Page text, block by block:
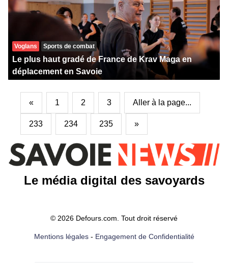
Voglans Sports de combat
Le plus haut gradé de France de Krav Maga en
déplacement en Savoie
« 1 2 3 Aller à la page...
233 234 235 »
Le média digital des savoyards
© 2026 Defours.com. Tout droit réservé
Mentions légales- Engagement de Confidentialité